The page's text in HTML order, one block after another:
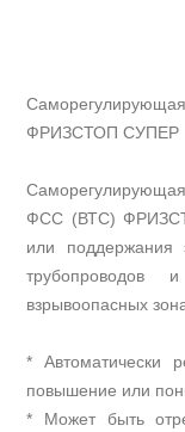
ФРИЗСТОП СУПЕР
ФСС (ВТС)
или поддержания
взрывоопасных
* Автоматически
повышение или
* Может быть